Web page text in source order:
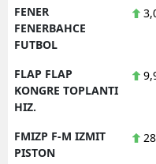
FENER
FENERBAHCE
FUTBOL
FLAP FLAP
KONGRE TOPLANTI
HIZ.
FMIZP F-M IZMIT
PISTON